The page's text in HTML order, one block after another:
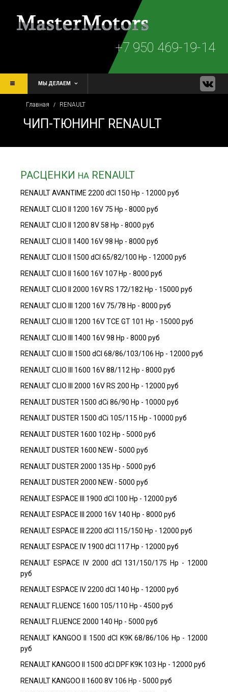
+7 950 469-19-14
МЫ ДЕЛАЕМ
Главная / RENAULT
ЧИП-ТЮНИНГ RENAULT
РАСЦЕНКИ НА RENAULT
RENAULT AVANTIME 2200 dCI 150 Hp - 12000 руб
RENAULT CLIO II 1200 16V 75 Hp - 8000 руб
RENAULT CLIO II 1200 8V 58 Hp - 8000 руб
RENAULT CLIO II 1400 16V 98 Hp - 8000 руб
RENAULT CLIO II 1500 dCI 65/82/100 Hp - 12000 руб
RENAULT CLIO II 1600 16V 107 Hp - 8000 руб
RENAULT CLIO II 2000 16V RS 172/182 Hp - 15000 руб
RENAULT CLIO III 1200 16V 75/78 Hp - 8000 руб
RENAULT CLIO III 1200 16V TCE GT 101 Hp - 15000 руб
RENAULT CLIO III 1400 16V 98 Hp - 8000 руб
RENAULT CLIO III 1500 dCI 68/86/103/106 Hp - 12000 руб
RENAULT CLIO III 1600 16V 88/112 Hp - 8000 руб
RENAULT CLIO III 2000 16V RS 200 Hp - 12000 руб
RENAULT DUSTER 1500 dCi 86/90 Hp - 10000 руб
RENAULT DUSTER 1500 dCi 105/115 Hp - 10000 руб
RENAULT DUSTER 1600 102 Hp - 5000 руб
RENAULT DUSTER 1600 NEW - 5000 руб
RENAULT DUSTER 2000 135 Hp - 5000 руб
RENAULT DUSTER 2000 NEW - 5000 руб
RENAULT ESPACE III 1900 dCI 100 Hp - 12000 руб
RENAULT ESPACE III 2000 16V 140 Hp - 8000 руб
RENAULT ESPACE III 2200 dCI 115/150 Hp - 12000 руб
RENAULT ESPACE IV 1900 dCI 117 Hp - 12000 руб
RENAULT ESPACE IV 2000 dCI 131/150/175 Hp - 12000
руб
RENAULT ESPACE IV 2200 dCI 140 Hp - 12000 руб
RENAULT FLUENCE 1600 105/110 Hp - 4500 руб
RENAULT FLUENCE 2000 140 Hp - 5000 руб
RENAULT KANGOO II 1500 dCI K9K 68/86/106 Hp - 12000
руб
RENAULT KANGOO II 1500 dCI DPF K9K 103 Hp - 12000 руб
RENAULT KANGOO II 1600 8V 106 Hp - 5000 руб